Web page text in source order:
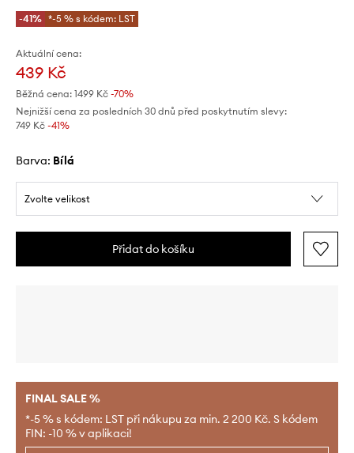
-41% *-5 % s kódem: LST
Aktuální cena:
439 Kč
Běžná cena: 1499 Kč -70%
Nejnižší cena za posledních 30 dnů před poskytnutím slevy:
749 Kč -41%
Barva: bílá
Zvolte velikost
Přidat do košíku
FINAL SALE %
*-5 % s kódem: LST při nákupu za min. 2 200 Kč. S kódem
FIN: -10 % v aplikaci!